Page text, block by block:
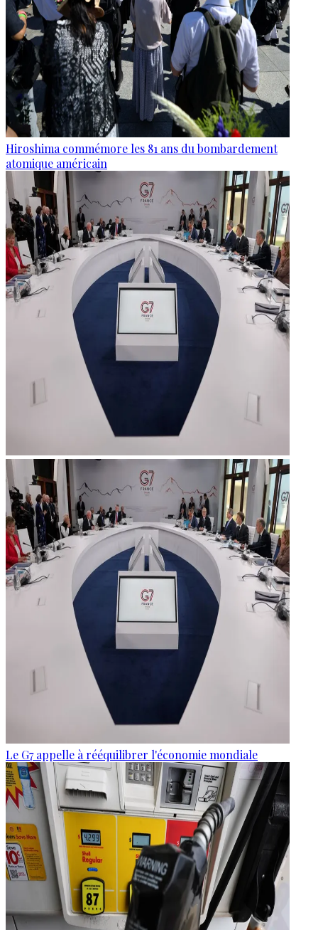
Hiroshima commémore les 81 ans du bombardement
atomique américain
Le G7 appelle à rééquilibrer l'économie mondiale